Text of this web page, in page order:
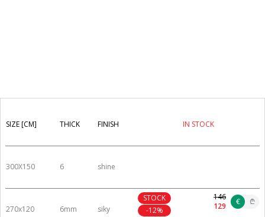
SIZE [CM] THICK FINISH IN STOCK
300X150 6 shine
270x120 6mm siky
STOCK
-12%
€ ₾
146
129